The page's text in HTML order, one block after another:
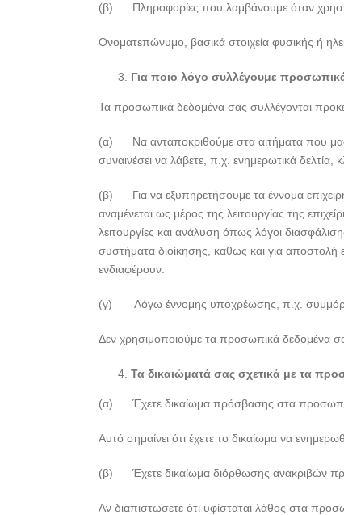
(β) Πληροφορίες που λαμβάνουμε όταν
Ονοματεπώνυμο, βασικά στοιχεία φυσικής ή
Για ποιο λόγο συλλέγουμε
Τα προσωπικά δεδομένα σας συλλέγονται
(α) Να ανταποκριθούμε στα αιτήματα που μας
συναινέσει να λάβετε, π.χ. ενημερωτικά δελτία,
(β) Για να εξυπηρετήσουμε τα έννομα
αναμένεται ως μέρος της λειτουργίας της
λειτουργίες και ανάλυση όπως λόγοι
συστήματα διοίκησης, καθώς και για αποστολή
ενδιαφέρουν.
(γ) Λόγω έννομης υποχρέωσης, π.χ.
Δεν χρησιμοποιούμε τα προσωπικά δεδομένα
Τα δικαιώματά σας σχετικά με τα
(α) Έχετε δικαίωμα πρόσβασης στα
Αυτό σημαίνει ότι έχετε το δικαίωμα να
(β) Έχετε δικαίωμα διόρθωσης ανακριβών
Αν διαπιστώσετε ότι υφίσταται λάθος στα